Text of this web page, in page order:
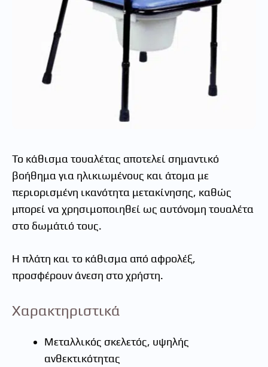
Το κάθισμα τουαλέτας αποτελεί σημαντικό
βοήθημα για ηλικιωμένους και άτομα με
περιορισμένη ικανότητα μετακίνησης, καθώς
μπορεί να χρησιμοποιηθεί ως αυτόνομη τουαλέτα
στο δωμάτιό τους.
Η πλάτη και το κάθισμα από αφρολέξ,
προσφέρουν άνεση στο χρήστη.
Χαρακτηριστικά
Μεταλλικός σκελετός, υψηλής
ανθεκτικότητας